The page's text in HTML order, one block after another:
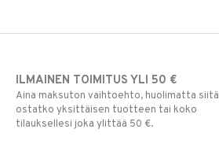
Paw Patrol
PJ MASKS
Pokemon
Skrållan
Sängyn vaatteet
Tuttipullot & Tarvikkeet
Vesipullot & Tarvikkeet
Korut
Muut
Rahapussit
Mobiilit
Purulelut & helistimet
Vauvajumppa
ILMAINEN TOIMITUS YLI 50 €
Aina maksuton vaihtoehto, huolimatta siitä
ostatko yksittäisen tuotteen tai koko
tilauksellesi joka ylittää 50 €.